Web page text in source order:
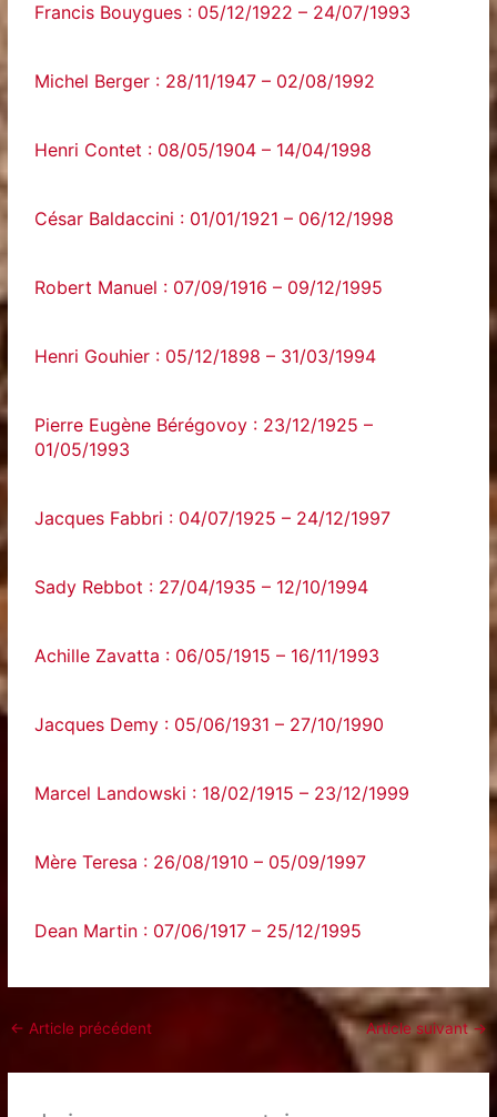
Francis Bouygues : 05/12/1922 – 24/07/1993
Michel Berger : 28/11/1947 – 02/08/1992
Henri Contet : 08/05/1904 – 14/04/1998
César Baldaccini : 01/01/1921 – 06/12/1998
Robert Manuel : 07/09/1916 – 09/12/1995
Henri Gouhier : 05/12/1898 – 31/03/1994
Pierre Eugène Bérégovoy : 23/12/1925 –
01/05/1993
Jacques Fabbri : 04/07/1925 – 24/12/1997
Sady Rebbot : 27/04/1935 – 12/10/1994
Achille Zavatta : 06/05/1915 – 16/11/1993
Jacques Demy : 05/06/1931 – 27/10/1990
Marcel Landowski : 18/02/1915 – 23/12/1999
Mère Teresa : 26/08/1910 – 05/09/1997
Dean Martin : 07/06/1917 – 25/12/1995
← Article précédent Article suivant→